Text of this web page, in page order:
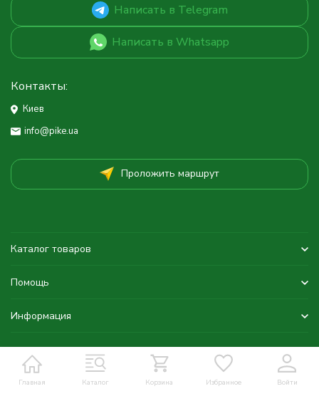
Главная Каталог Корзина Избранное Войти
Написать в Telegram
Написать в Whatsapp
Контакты:
Киев
info@pike.ua
Проложить маршрут
Каталог товаров
Помощь
Информация